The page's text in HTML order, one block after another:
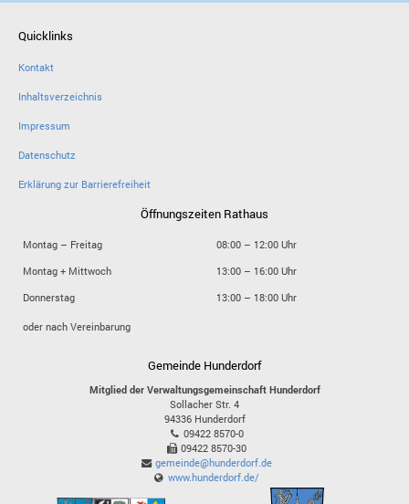
Quicklinks
Kontakt
Inhaltsverzeichnis
Impressum
Datenschutz
Erklärung zur Barrierefreiheit
Öffnungszeiten Rathaus
Montag – Freitag
08:00 – 12:00 Uhr
Montag + Mittwoch
13:00 – 16:00 Uhr
Donnerstag
13:00 – 18:00 Uhr
oder nach Vereinbarung
Gemeinde Hunderdorf
Mitglied der Verwaltungsgemeinschaft Hunderdorf
Sollacher Str. 4
94336 Hunderdorf
09422 8570-0
09422 8570-30
gemeinde@hunderdorf.de
www.hunderdorf.de/